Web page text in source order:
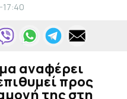
αναφέρει
προς
της στη